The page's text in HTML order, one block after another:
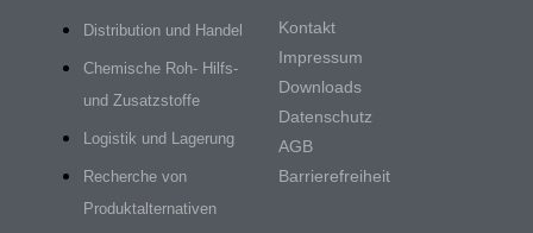
Distribution und Handel
Chemische Roh- Hilfs-
und Zusatzstoffe
Logistik und Lagerung
Recherche von
Produktalternativen
Kontakt
Impressum
Downloads
Datenschutz
AGB
Barrierefreiheit